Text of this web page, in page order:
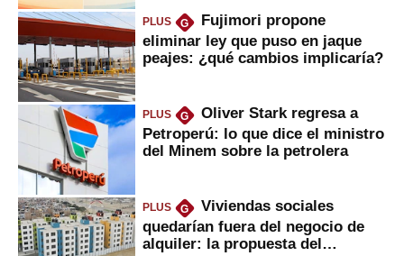
PLUS G
Fujimori propone
eliminar ley que puso en jaque
peajes: ¿qué cambios implicaría?
PLUS G
Oliver Stark regresa a
Petroperú: lo que dice el ministro
del Minem sobre la petrolera
PLUS G
Viviendas sociales
quedarían fuera del negocio de
alquiler: la propuesta del